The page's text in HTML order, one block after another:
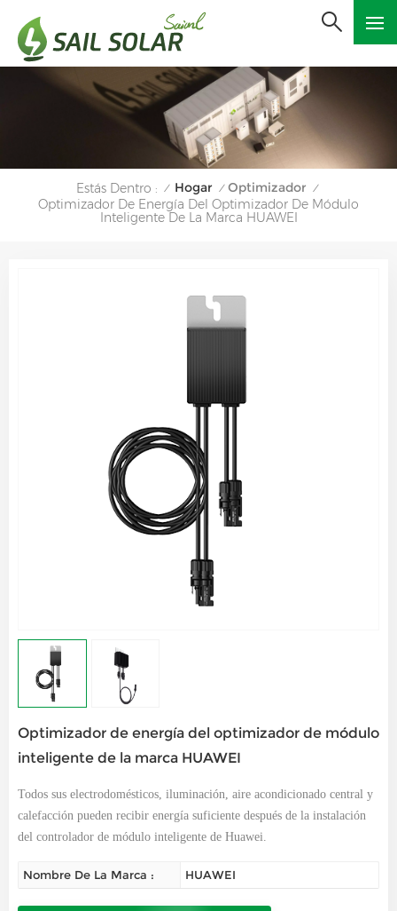
Estás Dentro : / Hogar / Optimizador /
Optimizador De Energía Del Optimizador De Módulo
Inteligente De La Marca HUAWEI
Optimizador de energía del optimizador de módulo
inteligente de la marca HUAWEI
Todos sus electrodomésticos, iluminación, aire acondicionado central y
calefacción pueden recibir energía suficiente después de la instalación
del controlador de módulo inteligente de Huawei.
Nombre De La Marca : HUAWEI